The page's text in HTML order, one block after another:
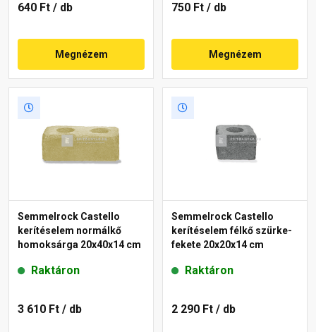
640 Ft / db
Megnézem
750 Ft / db
Megnézem
Semmelrock Castello
kerítéselem normálkő
homoksárga 20x40x14 cm
Raktáron
3 610 Ft / db
Semmelrock Castello
kerítéselem félkő szürke-
fekete 20x20x14 cm
Raktáron
2 290 Ft / db